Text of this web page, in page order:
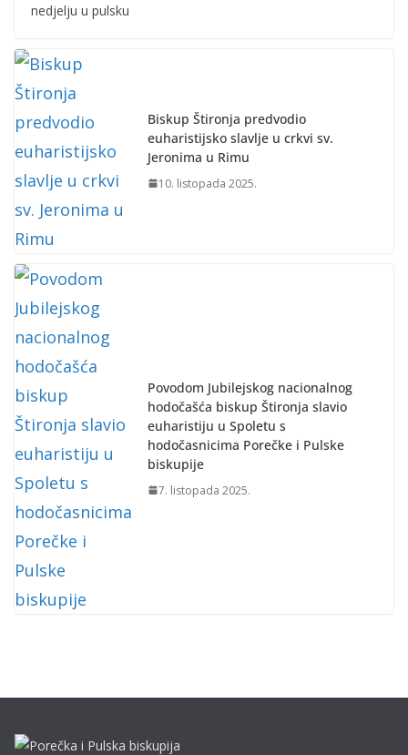
nedjelju u pulsku
Biskup Štironja predvodio
euharistijsko slavlje u crkvi sv.
Jeronima u Rimu
10. listopada 2025.
Povodom Jubilejskog nacionalnog
hodočašća biskup Štironja slavio
euharistiju u Spoletu s
hodočasnicima Porečke i Pulske
biskupije
7. listopada 2025.